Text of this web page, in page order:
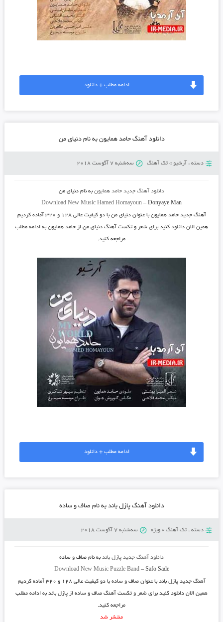
ادامه مطلب + دانلود
دانلود آهنگ حامد همایون به نام دنیای من
دسته : آرشیو » تک آهنگ سه‌شنبه 7 آگوست 2018
دانلود آهنگ جدید حامد همایونبه نام دنیای من
Download New Music Hamed Homayoun –Donyaye Man
آهنگ جدیدحامد همایون با عنواندنیای من با دو کیفیت عالی ۱۲۸ و ۳۲۰ آماده کردیم
همین الان دانلود کنید برای شعر و تکست آهنگ دنیای من از حامد همایون به ادامه مطلب
مراجعه کنید.
ادامه مطلب + دانلود
دانلود آهنگ پازل باند به نام صاف و ساده
دسته : تک آهنگ» ویژه سه‌شنبه 7 آگوست 2018
دانلود آهنگ جدید پازل باندبه نام صاف و ساده
Download New Music Puzzle Band– Safo Sade
آهنگ جدیدپازل باند با عنوانصاف و ساده با دو کیفیت عالی ۱۲۸ و ۳۲۰ آماده کردیم
همین الان دانلود کنید برای شعر و تکست آهنگ صاف و ساده از پازل باند به ادامه مطلب
مراجعه کنید.
منتشر شد